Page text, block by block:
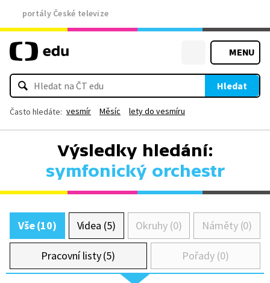
portály České televize
MENU
Hledat
Často hledáte: vesmír Měsíc lety do vesmíru
Výsledky hledání:
symfonický orchestr
Vše (10) Videa (5) Okruhy (0) Náměty (0)
Pracovní listy (5) Pořady (0)